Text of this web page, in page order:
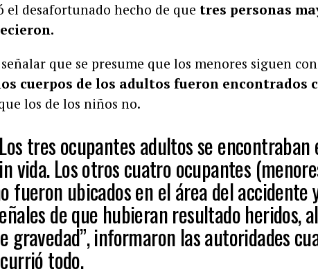
el desafortunado hecho de que tres personas
que se presume que los menores siguen
cuerpos de los adultos fueron encontrados
los de los niños no.
tres ocupantes adultos se encontraban
vida. Los otros cuatro ocupantes
fueron ubicados en el área del accidente
de que hubieran resultado heridos,
gravedad”, informaron las autoridades
todo.